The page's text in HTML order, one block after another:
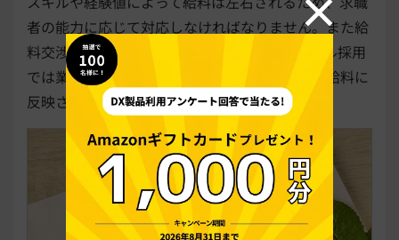
者の能力に応じて対応しなければなりません。また給
料交渉が行われる場合もあります。ポテンシャル採用
では業界での実績がない分、どの項目で評価し給料に
反映させるかを検討しなければなりません。